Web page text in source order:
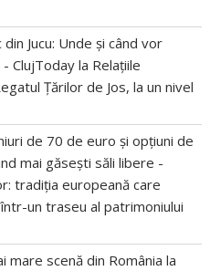
Jucu: Unde și când vor
ClujToday la Relațiile
Țărilor de Jos, la un nivel
de 70 de euro și opțiuni de
mai găsești săli libere -
tradiția europeană care
un traseu al patrimoniului
mare scenă din România la